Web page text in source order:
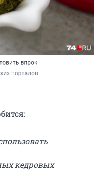
впрок
порталов
кедровых